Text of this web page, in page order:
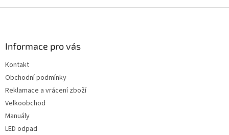
Informace pro vás
Kontakt
Obchodní podmínky
Reklamace a vrácení zboží
Velkoobchod
Manuály
LED odpad